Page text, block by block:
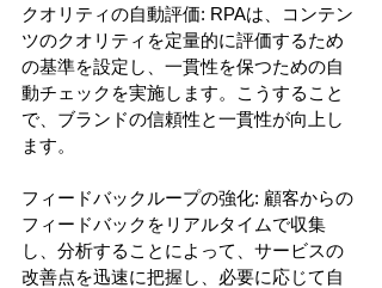
クオリティの自動評価: RPAは、コンテン
ツのクオリティを定量的に評価するため
の基準を設定し、一貫性を保つための自
動チェックを実施します。こうすること
で、ブランドの信頼性と一貫性が向上し
ます。
フィードバックループの強化: 顧客からの
フィードバックをリアルタイムで収集
し、分析することによって、サービスの
改善点を迅速に把握し、必要に応じて自